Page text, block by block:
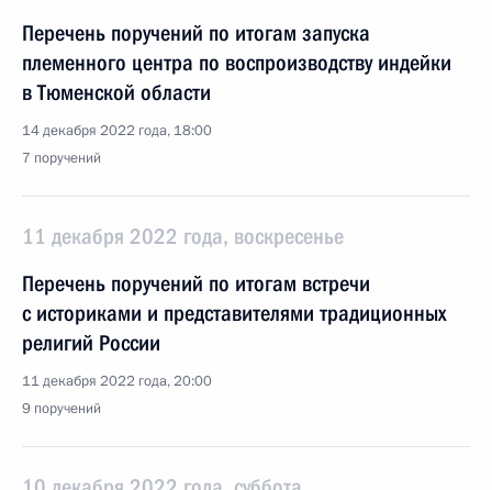
Перечень поручений по итогам запуска
племенного центра по воспроизводству индейки
в Тюменской области
14 декабря 2022 года, 18:00
7 поручений
11 декабря 2022 года, воскресенье
Перечень поручений по итогам встречи
с историками и представителями традиционных
религий России
11 декабря 2022 года, 20:00
9 поручений